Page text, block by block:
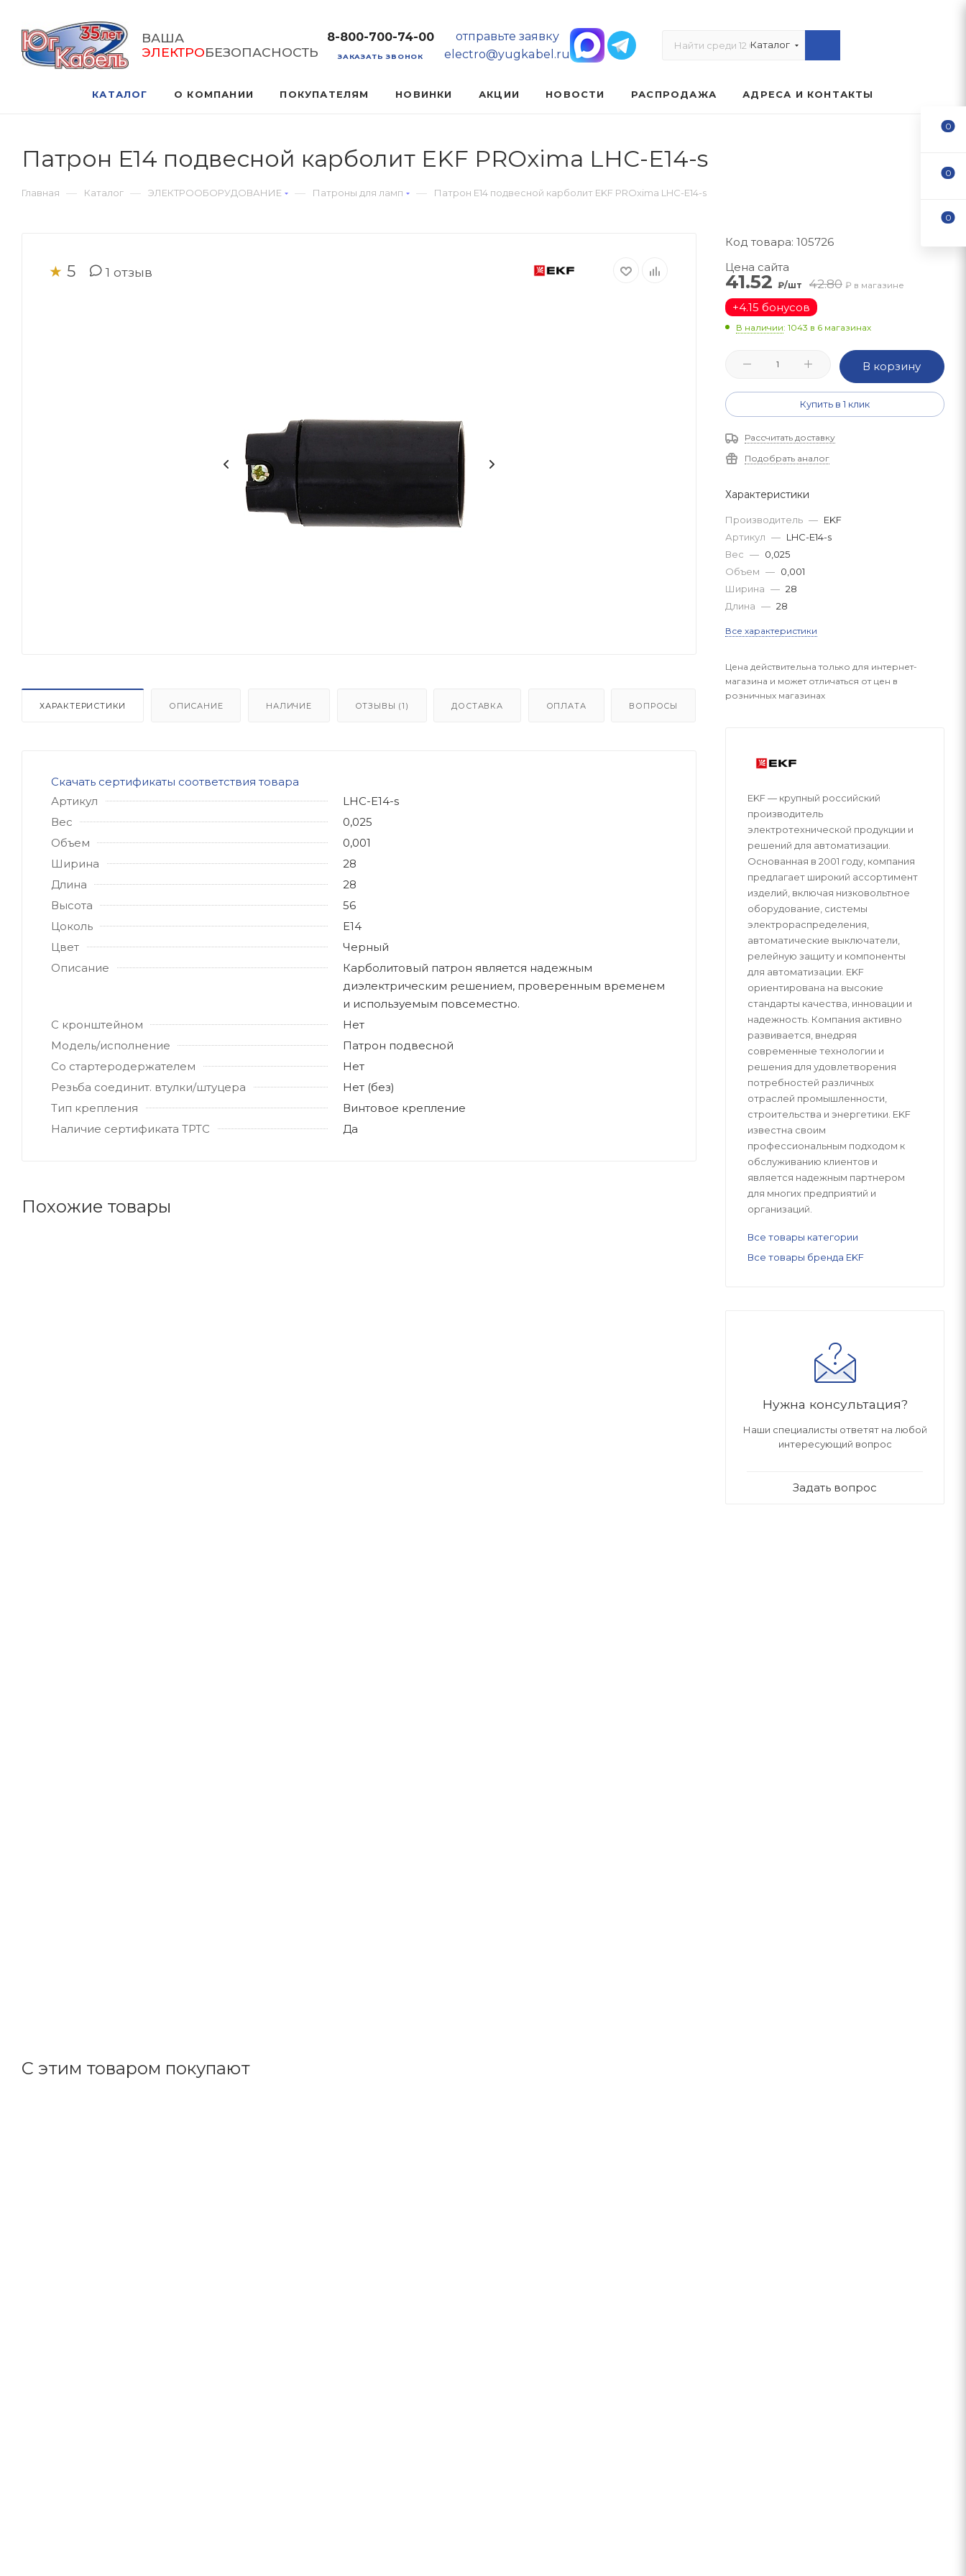
ВАША
ЭЛЕКТРОБЕЗОПАСНОСТЬ
8-800-700-74-00
ЗАКАЗАТЬ ЗВОНОК
отправьте заявку
electro@yugkabel.ru
Каталог
КАТАЛОГ О КОМПАНИИ ПОКУПАТЕЛЯМ НОВИНКИ АКЦИИ НОВОСТИ РАСПРОДАЖА АДРЕСА И КОНТАКТЫ
Патрон Е14 подвесной карболит EKF PROxima LHC-E14-s
Главная — Каталог — ЭЛЕКТРООБОРУДОВАНИЕ — Патроны для ламп — Патрон Е14 подвесной карболит EKF PROxima LHC-E14-s
★ 5 1 отзыв
ХАРАКТЕРИСТИКИ ОПИСАНИЕ НАЛИЧИЕ ОТЗЫВЫ (1) ДОСТАВКА ОПЛАТА ВОПРОСЫ
Скачать сертификаты соответствия товара
Артикул
LHC-E14-s
Вес
0,025
Объем
0,001
Ширина
28
Длина
28
Высота
56
Цоколь
E14
Цвет
Черный
Описание
Карболитовый патрон является надежным
диэлектрическим решением, проверенным временем
и используемым повсеместно.
С кронштейном
Нет
Модель/исполнение
Патрон подвесной
Со стартеродержателем
Нет
Резьба соединит. втулки/штуцера
Нет (без)
Тип крепления
Винтовое крепление
Наличие сертификата ТРТС
Да
Похожие товары
С этим товаром покупают
Код товара: 105726
Цена сайта
41.52 ₽/шт 42.80 ₽ в магазине
+4.15 бонусов
В наличии: 1043 в 6 магазинах
В корзину
Купить в 1 клик
Рассчитать доставку
Подобрать аналог
Характеристики
Производитель — EKF
Артикул — LHC-E14-s
Вес — 0,025
Объем — 0,001
Ширина — 28
Длина — 28
Все характеристики
Цена действительна только для интернет-
магазина и может отличаться от цен в
розничных магазинах
EKF — крупный российский
производитель
электротехнической продукции и
решений для автоматизации.
Основанная в 2001 году, компания
предлагает широкий ассортимент
изделий, включая низковольтное
оборудование, системы
электрораспределения,
автоматические выключатели,
релейную защиту и компоненты
для автоматизации. EKF
ориентирована на высокие
стандарты качества, инновации и
надежность. Компания активно
развивается, внедряя
современные технологии и
решения для удовлетворения
потребностей различных
отраслей промышленности,
строительства и энергетики. EKF
известна своим
профессиональным подходом к
обслуживанию клиентов и
является надежным партнером
для многих предприятий и
организаций.
Все товары категории
Все товары бренда EKF
Нужна консультация?
Наши специалисты ответят на любой
интересующий вопрос
Задать вопрос
0
0
0